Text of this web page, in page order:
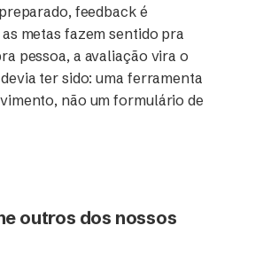
feedback é
metas fazem sentido pra
pessoa, a avaliação vira o
ter sido: uma ferramenta
não um formulário de
outros dos nossos